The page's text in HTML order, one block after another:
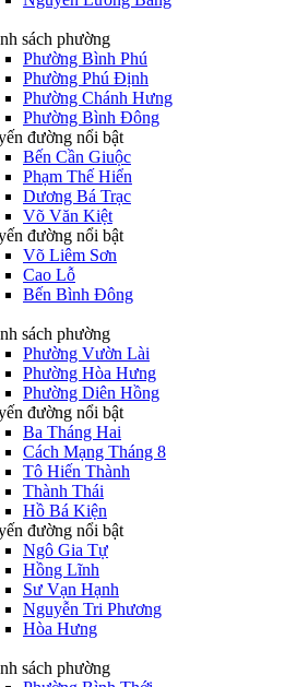
sách phường
Phường Bình Phú
Phường Phú Định
Phường Chánh Hưng
Phường Bình Đông
đường nổi bật
Bến Cần Giuộc
Phạm Thế Hiển
Dương Bá Trạc
Võ Văn Kiệt
đường nổi bật
Võ Liêm Sơn
Cao Lỗ
Bến Bình Đông
sách phường
Phường Vườn Lài
Phường Hòa Hưng
Phường Diên Hồng
đường nổi bật
Ba Tháng Hai
Cách Mạng Tháng 8
Tô Hiến Thành
Thành Thái
Hồ Bá Kiện
đường nổi bật
Ngô Gia Tự
Hồng Lĩnh
Sư Vạn Hạnh
Nguyễn Tri Phương
Hòa Hưng
sách phường